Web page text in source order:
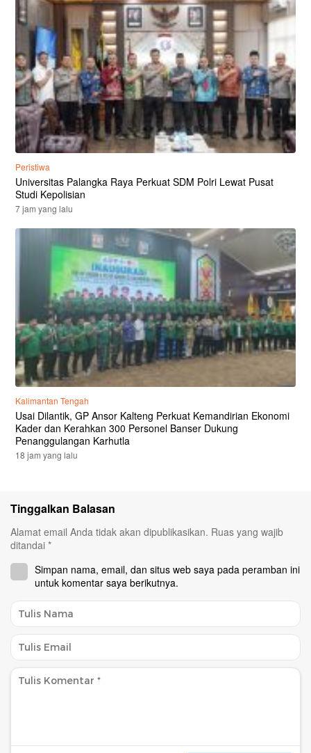
Peristiwa
Universitas Palangka Raya Perkuat SDM Polri Lewat Pusat
Studi Kepolisian
7 jam yang lalu
Kalimantan Tengah
Usai Dilantik, GP Ansor Kalteng Perkuat Kemandirian Ekonomi
Kader dan Kerahkan 300 Personel Banser Dukung
Penanggulangan Karhutla
18 jam yang lalu
Tinggalkan Balasan
Alamat email Anda tidak akan dipublikasikan. Ruas yang wajib
ditandai *
Simpan nama, email, dan situs web saya pada peramban ini
untuk komentar saya berikutnya.